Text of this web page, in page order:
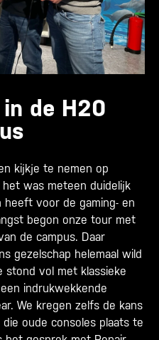
de H20
kijkje te nemen op
was meteen duidelijk
heeft voor de gaming- en
begon onze tour met
de campus. Daar
gezelschap helemaal wild
stond vol met klassieke
indrukwekkende
We kregen zelfs de kans
oude consoles plaats te